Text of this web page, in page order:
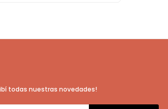
todas nuestras novedades!